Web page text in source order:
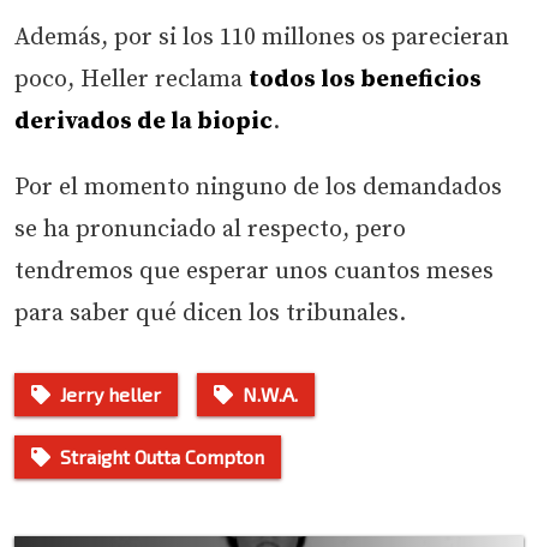
Además, por si los 110 millones os parecieran
poco, Heller reclama todos los beneficios
derivados de la biopic.
Por el momento ninguno de los demandados
se ha pronunciado al respecto, pero
tendremos que esperar unos cuantos meses
para saber qué dicen los tribunales.
Jerry heller N.W.A.
Straight Outta Compton